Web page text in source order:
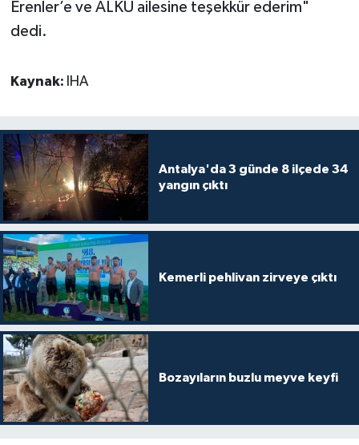
Erenler’e ve ALKÜ ailesine teşekkür ederim"
dedi.
Kaynak: IHA
Antalya'da 3 günde 8 ilçede 34
yangın çıktı
Kemerli pehlivan zirveye çıktı
Bozayıların buzlu meyve keyfi